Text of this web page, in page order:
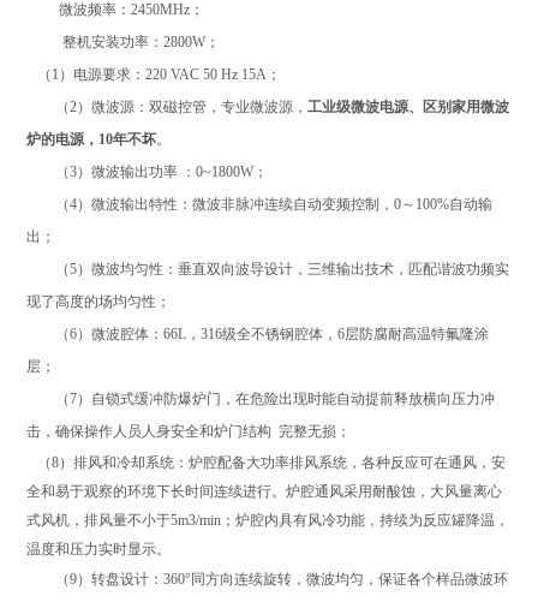
微波频率：2450MHz ；
整机安装功率：2800W ；
（ 1 ）电源要求：220 VAC 50 Hz 15A ；
（2）微波源：双磁控管，专业微波源，工业级微波电源、区别家用微波
炉的电源， 10年不坏。
（3）微波输出功率 ：0~1800W ；
（4）微波输出特性 ：微波非脉冲连续自动变频控制 ，0～ 100%自动输
出 ；
（5）微波均匀性：垂直双向波导设计，三维输出技术，匹配谐波功频实
现了高度的场均匀性 ；
（6）微波腔体：66L ，316级全不锈钢腔体，6层防腐耐高温特氟隆涂
层 ；
（7）自锁式缓冲防爆炉门，在危险出现时能自动提前释放横向压力冲
击 ，确保操作人员人身安全和炉门结构 完整无损 ；
（8）排风和冷却系统 ：炉腔配备大功率排风系统，各种反应可在通风，安
全和易于观察的环境下长时间连续进行。炉腔通风采用耐酸蚀，大风量离心
式风机，排风量不小于5m3/min ；炉腔内具有风冷功能，持续为反应罐降温，
温度和压力实时显示。
（9）转盘设计：360° 同方向连续旋转 ，微波均匀，保证各个样品微波环